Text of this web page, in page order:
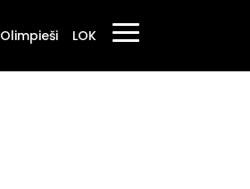
Olimpieši LOK